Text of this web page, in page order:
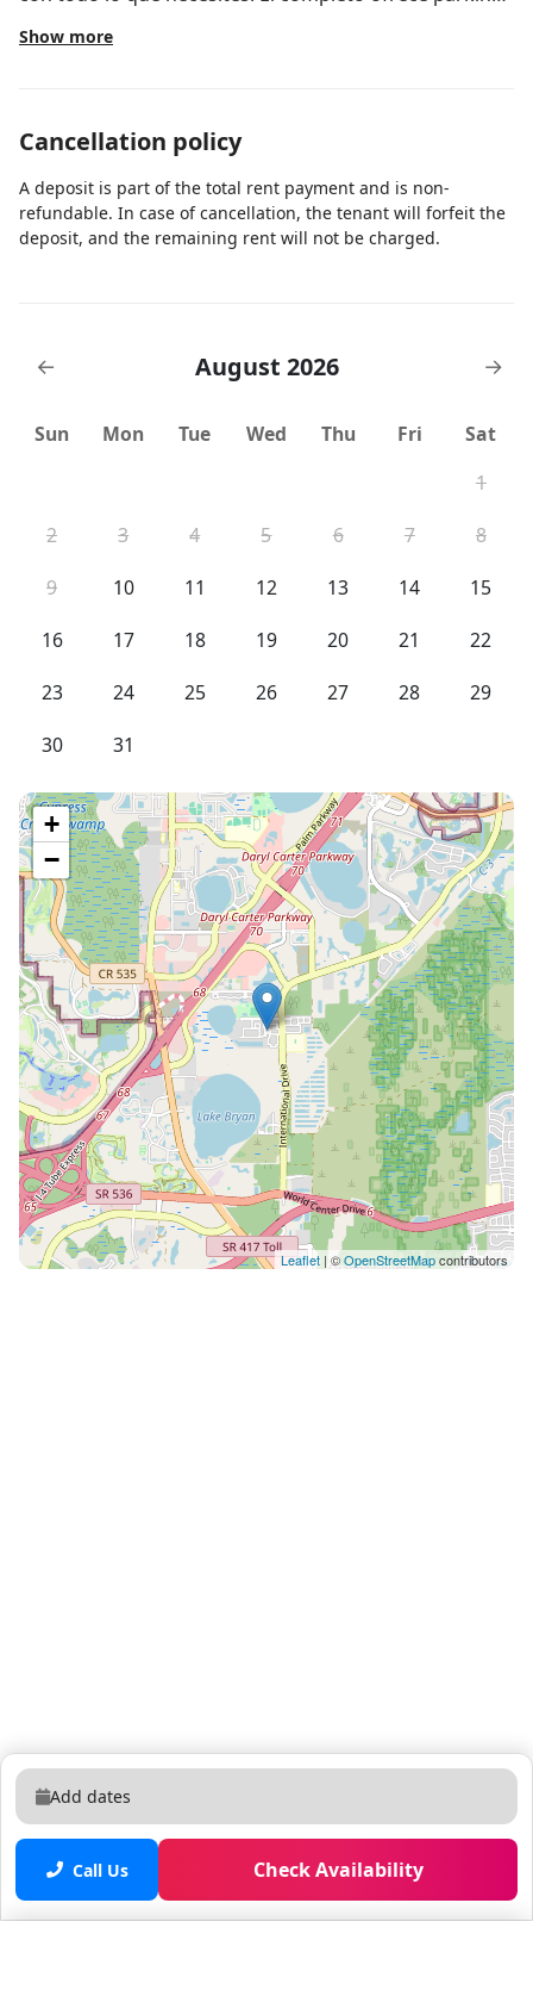
gratuito, piscina, mesa de pool .. Consulta tu reserva y
vive una estadia inolvidable con nosotros.
Show more
Cancellation policy
A deposit is part of the total rent payment and is non-
refundable. In case of cancellation, the tenant will forfeit the
deposit, and the remaining rent will not be charged.
← August 2026 →
Sun Mon Tue Wed Thu Fri
Sat
1
2
3 4 5 6 7
8
9
10 11 12 13 14
15
16
17 18 19 20 21
22
23
24 25 26 27 28
29
30
31
+
−
Leaflet | ©OpenStreetMapcontributors
Add dates
Call Us Check Availability